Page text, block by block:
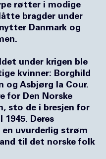
røtter i modige
bragder under
Danmark og
under krigen ble
kvinner: Borghild
og Asbjørg la Cour.
for Den Norske
sto de i bresjen for
Deres
uvurderlig strøm
til det norske folk